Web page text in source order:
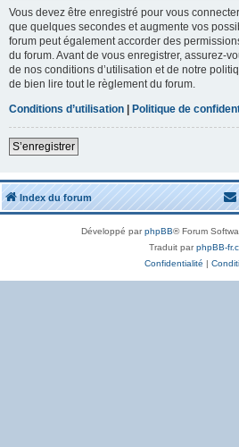
Vous devez être enregistré pour vous
que quelques secondes et augmente vos
forum peut également accorder des
du forum. Avant de vous enregistrer, assurez-
de nos conditions d’utilisation et de notre
de bien lire tout le règlement du forum.
Conditions d’utilisation | Politique de
S’enregistrer
Index du forum
Développé parphpBB® Forum
Traduit parphpBB-
Confidentialité |